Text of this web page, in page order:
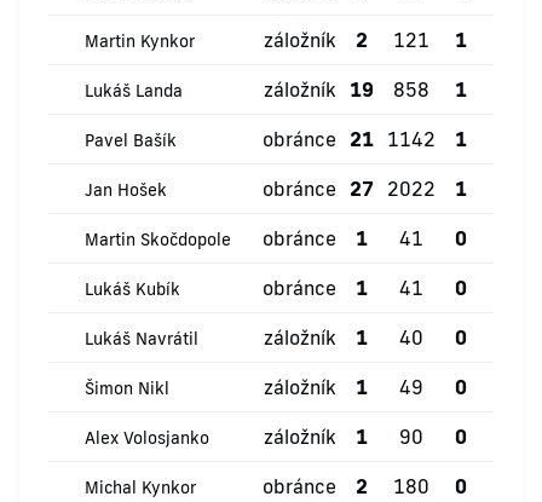
Martin Kynkor záložník 2 121 1
Lukáš Landa záložník 19 858 1
Pavel Bašík obránce 21 1142 1
Jan Hošek obránce 27 2022 1
Martin Skočdopole obránce 1 41 0
Lukáš Kubík obránce 1 41 0
Lukáš Navrátil záložník 1 40 0
Šimon Nikl záložník 1 49 0
Alex Volosjanko záložník 1 90 0
Michal Kynkor obránce 2 180 0